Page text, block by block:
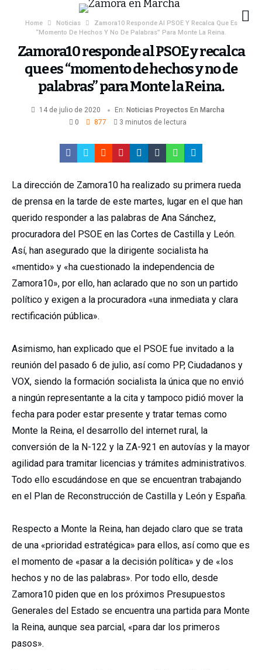
Home Noticias
Zamora10 Responde Al PSOE Y Recalca Que Es
“momento De Hechos Y No De Palabras” Para Monte La Reina.
Zamora10 responde al PSOE y recalca
que es “momento de hechos y no de
palabras” para Monte la Reina.
14 de julio de 2020 En: Noticias Proyectos En Marcha
0
877 3 minutos de lectura
La dirección de Zamora10 ha realizado su primera rueda
de prensa en la tarde de este martes, lugar en el que han
querido responder a las palabras de Ana Sánchez,
procuradora del PSOE en las Cortes de Castilla y León.
Así, han asegurado que la dirigente socialista ha
«mentido» y «ha cuestionado la independencia de
Zamora10», por ello, han aclarado que no son un partido
político y exigen a la procuradora «una inmediata y clara
rectificación pública».
Asimismo, han explicado que el PSOE fue invitado a la
reunión del pasado 6 de julio, así como PP, Ciudadanos y
VOX, siendo la formación socialista la única que no envió
a ningún representante a la cita y tampoco pidió mover la
fecha para poder estar presente y tratar temas como
Monte la Reina, el desarrollo del internet rural, la
conversión de la N-122 y la ZA-921 en autovías y la mayor
agilidad para tramitar licencias y trámites administrativos.
Todo ello escudándose en que se encuentran trabajando
en el Plan de Reconstrucción de Castilla y León y España.
Respecto a Monte la Reina, han dejado claro que se trata
de una «prioridad estratégica» para ellos, así como que es
el momento de «pasar a la decisión política» y de «los
hechos y no de las palabras». Por todo ello, desde
Zamora10 piden que en los próximos Presupuestos
Generales del Estado se encuentra una partida para Monte
la Reina, aunque sea parcial, «para dar los primeros
pasos».